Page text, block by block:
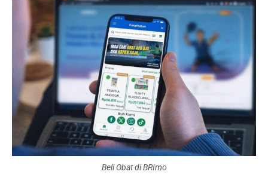
Beli Obat di BRImo